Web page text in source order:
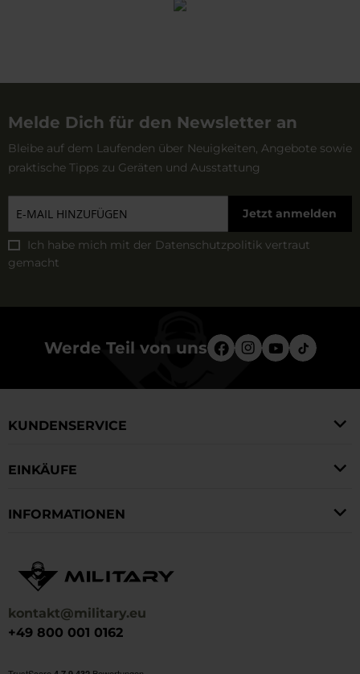
Melde Dich für den Newsletter an
Bleibe auf dem Laufenden über Neuigkeiten, Angebote sowie
praktische Tipps zu Geräten und Ausstattung
Jetzt anmelden
Ich habe mich mit der Datenschutzpolitik vertraut
gemacht
Werde Teil von uns
kontakt@military.eu
+49 800 001 0162
KUNDENSERVICE
EINKÄUFE
INFORMATIONEN